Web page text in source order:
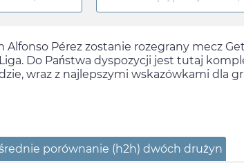
Alfonso Pérez zostanie rozegrany mecz
Do Państwa dyspozycji jest tutaj
wraz z najlepszymi wskazówkami dla
porównanie (h2h) dwóch drużyn